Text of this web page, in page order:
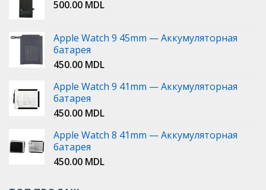
500.00 MDL
Apple Watch 9 45mm — Аккумуляторная
батарея
450.00 MDL
Apple Watch 9 41mm — Аккумуляторная
батарея
450.00 MDL
Apple Watch 8 41mm — Аккумуляторная
батарея
450.00 MDL